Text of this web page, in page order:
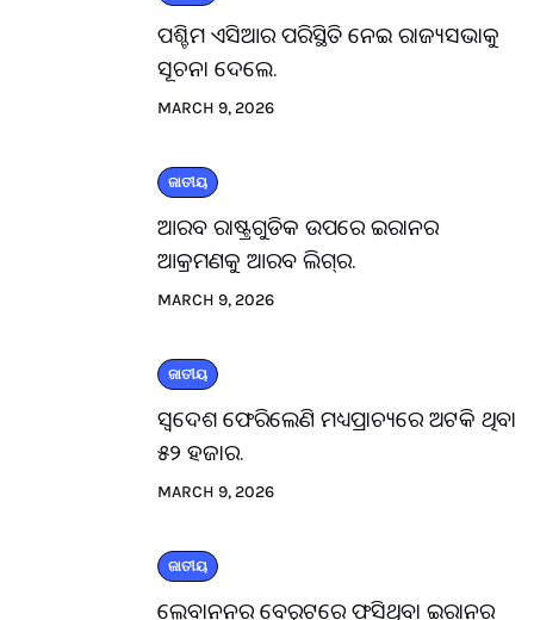
ପଶ୍ଚିମ ଏସିଆର ପରିସ୍ଥିତି ନେଇ ରାଜ୍ୟସଭାକୁ
ସୂଚନା ଦେଲେ.
MARCH 9, 2026
ଜାତୀୟ
ଆରବ ରାଷ୍ଟ୍ରଗୁଡିକ ଉପରେ ଇରାନର
ଆକ୍ରମଣକୁ ଆରବ ଲିଗ୍‌ର.
MARCH 9, 2026
ଜାତୀୟ
ସ୍ବଦେଶ ଫେରିଲେଣି ମଧ୍ୟପ୍ରାଚ୍ୟରେ ଅଟକି ଥିବା
୫୨ ହଜାର.
MARCH 9, 2026
ଜାତୀୟ
ଲେବାନନ୍‌ର ବେରୁଟ୍‌ରେ ଫସିଥିବା ଇରାନର